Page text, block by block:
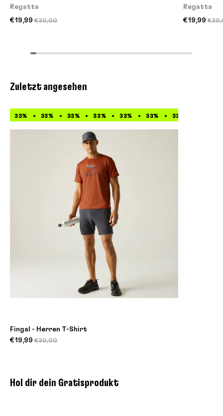
Regatta
€19,99 €30,00
Regatta
€19,99
Zuletzt angesehen
33% 33% 33% 33% 33% 33% 33%
Fingal - Herren T-Shirt
€19,99 €30,00
Hol dir dein Gratisprodukt